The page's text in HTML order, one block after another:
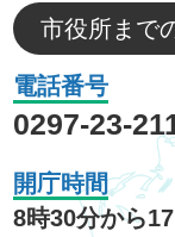
市役所まで
電話番号
0297-23-
開庁時間
8時30分から